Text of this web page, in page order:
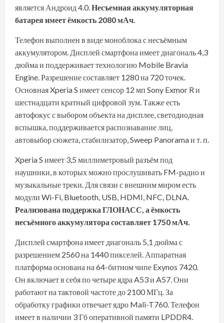
является Андроид 4.0.Несъемная аккумуляторная
батарея имеет ёмкость 2080 мАч.
Телефон выполнен в виде моноблока с несъёмным
аккумулятором. Дисплей смартфона имеет диагональ 4,3
дюйма и поддерживает технологию Mobile Bravia
Engine. Разрешение составляет 1280 на 720 точек.
Основная Xperia S имеет сенсор 12 мп Sony Exmor R и
шестнадцати кратный цифровой зум. Также есть
автофокус с выбором объекта на дисплее, светодиодная
вспышка, поддерживается распознавание лиц,
автовыбор сюжета, стабилизатор, Sweep Panorama и т. п.
Xperia S имеет 3,5 миллиметровый разъём под
наушники, в которых можно прослушивать FM-радио и
музыкальные треки. Для связи с внешним миром есть
модули Wi-Fi, Bluetooth, USB, HDMI, NFC, DLNA.
Реализована поддержка ГЛОНАСС, а ёмкость
несъёмного аккумулятора составляет 1750 мАч.
Дисплей смартфона имеет диагональ 5,1 дюйма с
разрешением 2560 на 1440 пикселей. Аппаратная
платформа основана на 64-битном чипе Exynos 7420.
Он включает в себя по четыре ядра A53 и A57. Они
работают на тактовой частоте до 2100 МГц. За
обработку графики отвечает ядро Mali-T760. Телефон
имеет в наличии 3 Гб оперативной памяти LPDDR4.